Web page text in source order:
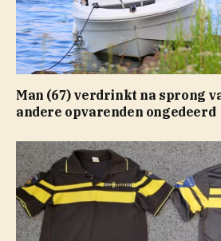
Man (67) verdrinkt na sprong
andere opvarenden ongedeerd